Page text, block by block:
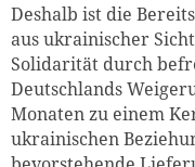
Deshalb ist die
aus ukrainischer
Solidarität durch
Deutschlands
Monaten zu einem
ukrainischen